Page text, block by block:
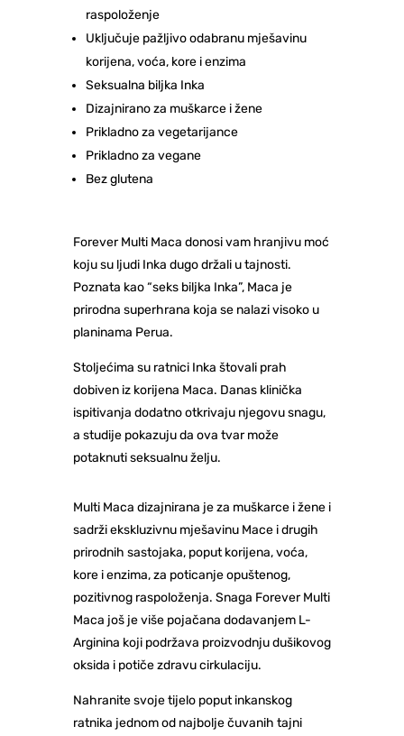
raspoloženje
Uključuje pažljivo odabranu mješavinu
korijena, voća, kore i enzima
Seksualna biljka Inka
Dizajnirano za muškarce i žene
Prikladno za vegetarijance
Prikladno za vegane
Bez glutena
Forever Multi Maca donosi vam hranjivu moć
koju su ljudi Inka dugo držali u tajnosti.
Poznata kao “seks biljka Inka”, Maca je
prirodna superhrana koja se nalazi visoko u
planinama Perua.
Stoljećima su ratnici Inka štovali prah
dobiven iz korijena Maca. Danas klinička
ispitivanja dodatno otkrivaju njegovu snagu,
a studije pokazuju da ova tvar može
potaknuti seksualnu želju.
Multi Maca dizajnirana je za muškarce i žene i
sadrži ekskluzivnu mješavinu Mace i drugih
prirodnih sastojaka, poput korijena, voća,
kore i enzima, za poticanje opuštenog,
pozitivnog raspoloženja. Snaga Forever Multi
Maca još je više pojačana dodavanjem L-
Arginina koji podržava proizvodnju dušikovog
oksida i potiče zdravu cirkulaciju.
Nahranite svoje tijelo poput inkanskog
ratnika jednom od najbolje čuvanih tajni